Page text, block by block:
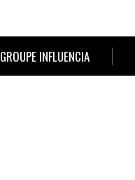
GROUPE INFLUENCIA